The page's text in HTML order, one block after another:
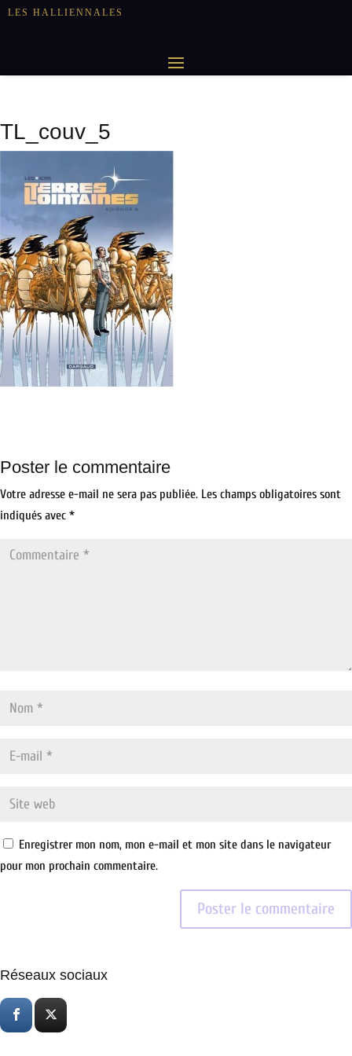
LES HALLIENNALES
TL_couv_5
Poster le commentaire
Votre adresse e-mail ne sera pas publiée. Les champs obligatoires sont
indiqués avec *
Enregistrer mon nom, mon e-mail et mon site dans le navigateur
pour mon prochain commentaire.
Réseaux sociaux